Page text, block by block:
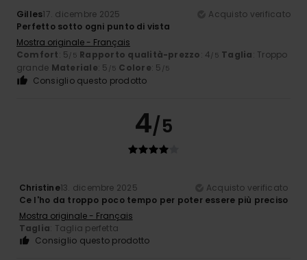
Gilles17. dicembre 2025
Acquisto verificato
Perfetto sotto ogni punto di vista
Mostra originale - Français
Comfort: 5/5 Rapporto qualità-prezzo: 4/5 Taglia: Troppo
grande Materiale: 5 /5 Colore: 5 /5
Consiglio questo prodotto
4/5
Christine13. dicembre 2025
Acquisto verificato
Ce l'ho da troppo poco tempo per poter essere più preciso
Mostra originale - Français
Taglia: Taglia perfetta
Consiglio questo prodotto